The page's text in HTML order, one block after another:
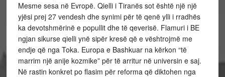
Mesme sesa në Evropë. Qielli i Tiranës sot është një një
yjësi prej 27 vendesh dhe synimi për të qenë ylli i rradhës
ka devotshmërinë e popullit dhe të qeverisë. Flamuri i BE
ngjan sikurse qielli ynë sipër kresë që e vështrojmë me
endje që nga Toka. Europa e Bashkuar na kërkon “të
marrim një anije kozmike” për të arritur në universin e saj.
Në rastin konkret po flasim për reforma që diktohen nga